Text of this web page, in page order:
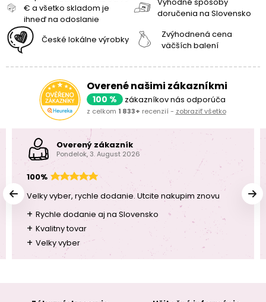
€ a všetko skladom je
ihneď na odoslanie
Výhodné spôsoby
doručenia na Slovensko
České lokálne výrobky
Zvýhodnená cena
väčších balení
Overené našimi zákazníkmi
100 % zákazníkov nás odporúča
z celkom 1 833+ recenzií - zobraziť všetko
Overený zákazník
Pondelok, 3. August 2026
100%
Velky vyber, rychle dodanie. Utcite nakupim znovu
+ Rychle dodanie aj na Slovensko
+ Kvalitny tovar
+ Velky vyber